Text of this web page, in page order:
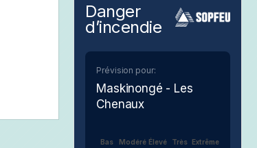
Danger
d’incendie
Prévision pour:
Maskinongé - Les
Chenaux
Bas Modéré Élevé Très Extrême